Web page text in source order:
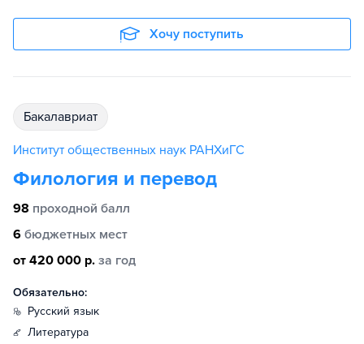
Хочу поступить
бакалавриат
Институт общественных наук РАНХиГС
Филология и перевод
98 проходной балл
6 бюджетных мест
от 420 000 р. за год
Обязательно:
русский язык
литература